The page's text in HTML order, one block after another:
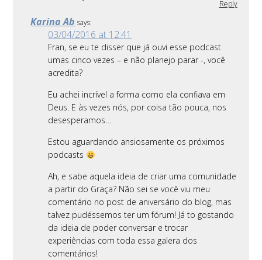
Reply
Karina Ab says:
03/04/2016 at 12:41
Fran, se eu te disser que já ouvi esse podcast
umas cinco vezes – e não planejo parar -, você
acredita?
Eu achei incrível a forma como ela confiava em
Deus. E às vezes nós, por coisa tão pouca, nos
desesperamos…
Estou aguardando ansiosamente os próximos
podcasts
Ah, e sabe aquela ideia de criar uma comunidade
a partir do Graça? Não sei se você viu meu
comentário no post de aniversário do blog, mas
talvez pudéssemos ter um fórum! Já to gostando
da ideia de poder conversar e trocar
experiências com toda essa galera dos
comentários!